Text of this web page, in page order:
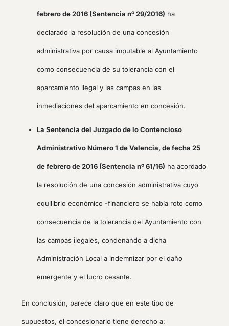
febrero de 2016 (Sentencia nº 29/2016) ha
declarado la resolución de una concesión
administrativa por causa imputable al Ayuntamiento
como consecuencia de su tolerancia con el
aparcamiento ilegal y las campas en las
inmediaciones del aparcamiento en concesión.
La Sentencia del Juzgado de lo Contencioso
Administrativo Número 1 de Valencia, de fecha 25
de febrero de 2016 (Sentencia nº 61/16) ha acordado
la resolución de una concesión administrativa cuyo
equilibrio económico -financiero se había roto como
consecuencia de la tolerancia del Ayuntamiento con
las campas ilegales, condenando a dicha
Administración Local a indemnizar por el daño
emergente y el lucro cesante.
En conclusión, parece claro que en este tipo de
supuestos, el concesionario tiene derecho a: